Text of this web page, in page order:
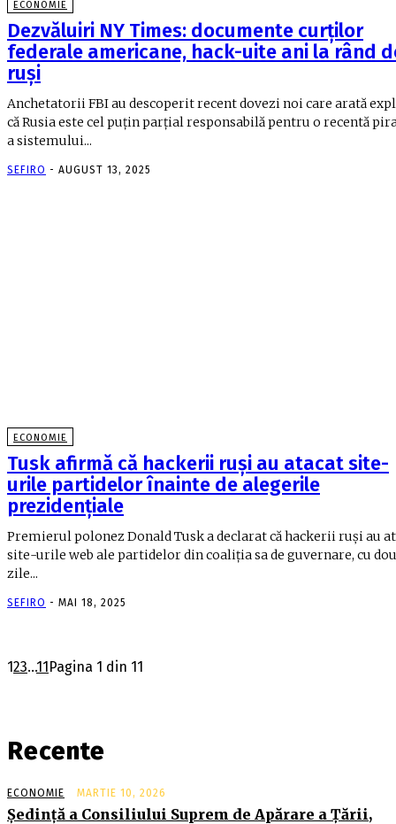
ECONOMIE
Dezvăluiri NY Times: documente curților
federale americane, hack-uite ani la rând
ruși
Anchetatorii FBI au descoperit recent dovezi noi care arată
că Rusia este cel puțin parțial responsabilă pentru o recentă
a sistemului...
SEFIRO - AUGUST 13, 2025
ECONOMIE
Tusk afirmă că hackerii ruși au atacat site-
urile partidelor înainte de alegerile
prezidențiale
Premierul polonez Donald Tusk a declarat că hackerii ruși au
site-urile web ale partidelor din coaliția sa de guvernare, cu
zile...
SEFIRO - MAI 18, 2025
123...11Pagina 1 din 11
Recente
ECONOMIE MARTIE 10, 2026
Şedinţă a Consiliului Suprem de Apărare a Ţării,